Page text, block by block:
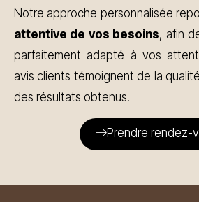
Notre approche personnalisée
attentive de vos besoins, afin
parfaitement adapté à vos
avis clients témoignent de la
des résultats obtenus.
Prendre rendez-